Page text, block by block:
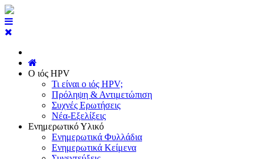
Ο ιός HPV
Τι είναι ο ιός HPV;
Πρόληψη & Αντιμετώπιση
Συχνές Ερωτήσεις
Νέα-Εξελίξεις
Ενημερωτικό Υλικό
Ενημερωτικά Φυλλάδια
Ενημερωτικά Κείμενα